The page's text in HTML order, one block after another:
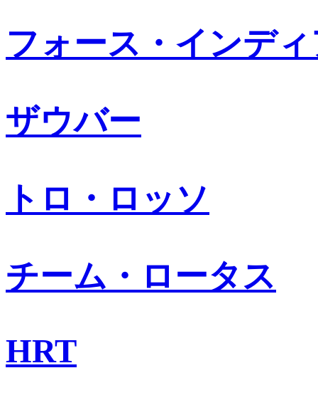
フォース・インデ
ザウバー
トロ・ロッソ
チーム・ロータス
HRT